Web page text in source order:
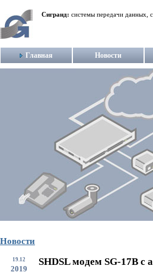
Сигранд: системы передачи данных,
Главная Новости
Новости
19.12
2019
SHDSL модем SG-17B с